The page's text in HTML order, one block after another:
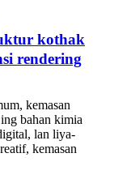
kothak
rendering
kemasan
bahan kimia
lan liya-
kemasan